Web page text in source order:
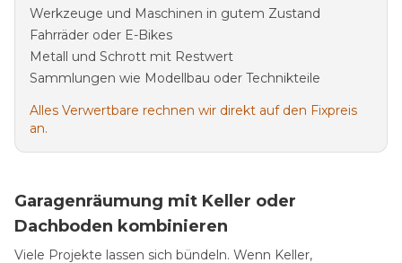
Werkzeuge und Maschinen in gutem Zustand
Fahrräder oder E-Bikes
Metall und Schrott mit Restwert
Sammlungen wie Modellbau oder Technikteile
Alles Verwertbare rechnen wir direkt auf den Fixpreis
an.
Garagenräumung mit Keller oder
Dachboden kombinieren
Viele Projekte lassen sich bündeln. Wenn Keller,